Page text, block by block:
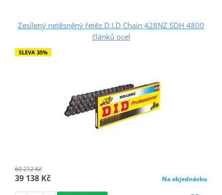
Zesílený netěsněný řetěz D.I.D Chain 428NZ SDH 4800
článků ocel
SLEVA 35%
60 212 Kč
39 138 Kč Na objednávku